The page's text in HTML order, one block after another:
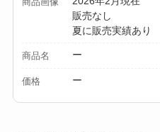
販売なし
夏に販売実績あり
商品名 ー
価格 ー